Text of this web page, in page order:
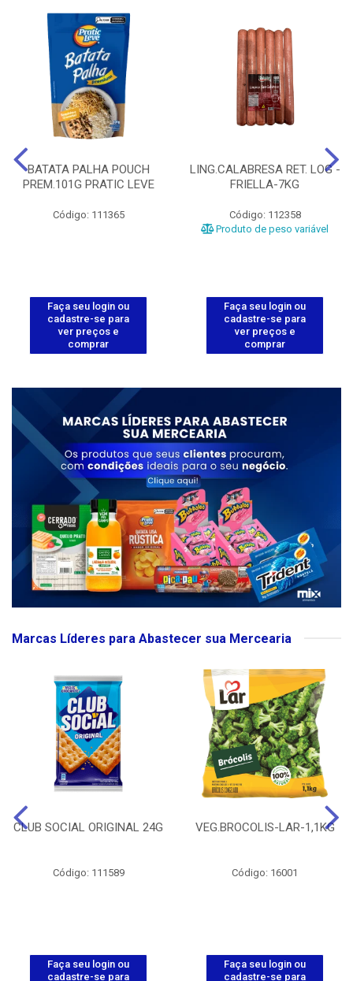
BATATA PALHA POUCH
PREM.101G PRATIC LEVE
Código: 111365
Faça seu login ou
cadastre-se para
ver preços e
comprar
LING.CALABRESA RET. LOG -
FRIELLA-7KG
Código: 112358
Produto de peso variável
Faça seu login ou
cadastre-se para
ver preços e
comprar
Marcas Líderes para Abastecer sua Mercearia
CLUB SOCIAL ORIGINAL 24G
Código: 111589
Faça seu login ou
cadastre-se para
VEG.BROCOLIS-LAR-1,1KG
Código: 16001
Faça seu login ou
cadastre-se para